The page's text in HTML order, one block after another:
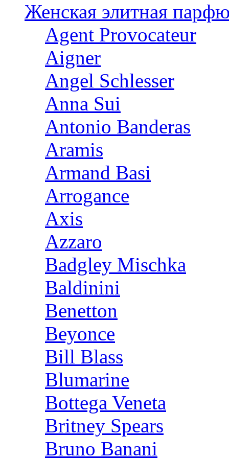
Женская элитная
Agent Provocateur
Aigner
Angel Schlesser
Anna Sui
Antonio Banderas
Aramis
Armand Basi
Arrogance
Axis
Azzaro
Badgley Mischka
Baldinini
Benetton
Beyonce
Bill Blass
Blumarine
Bottega Veneta
Britney Spears
Bruno Banani